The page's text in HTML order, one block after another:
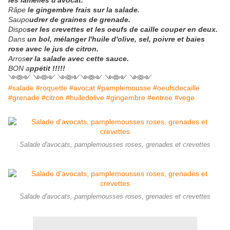
Râpe le gingembre frais sur la salade.
Saupoudrer de graines de grenade.
Disposer les crevettes et les oeufs de caille couper en deux.
Dans un bol, mélanger l'huile d'olive, sel, poivre et baies
rose avec le jus de citron.
Arroser la salade avec cette sauce.
BON appétit !!!!!
༺༻ ༺༻ ༺༻༺༻ ༺༻ ༺༻
#salade #roquette #avocat #pamplemousse #oeufsdecaille
#grenade #citron #huiledolive #gingembre #entree #vege
Salade d'avocats, pamplemousses roses, grenades et crevettes
Salade d'avocats, pamplemousses roses, grenades et crevettes